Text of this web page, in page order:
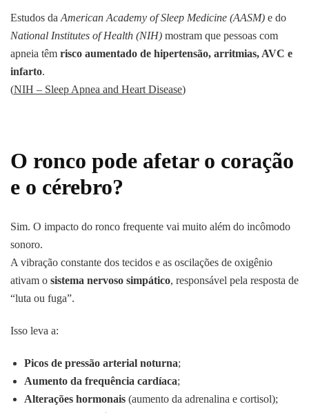
Estudos da American Academy of Sleep Medicine (AASM) e do
National Institutes of Health (NIH) mostram que pessoas com
apneia têm risco aumentado de hipertensão, arritmias, AVC e
infarto.
(NIH – Sleep Apnea and Heart Disease)
O ronco pode afetar o coração
e o cérebro?
Sim. O impacto do ronco frequente vai muito além do incômodo
sonoro.
A vibração constante dos tecidos e as oscilações de oxigênio
ativam o sistema nervoso simpático, responsável pela resposta de
“luta ou fuga”.
Isso leva a:
Picos de pressão arterial noturna;
Aumento da frequência cardíaca;
Alterações hormonais (aumento da adrenalina e cortisol);